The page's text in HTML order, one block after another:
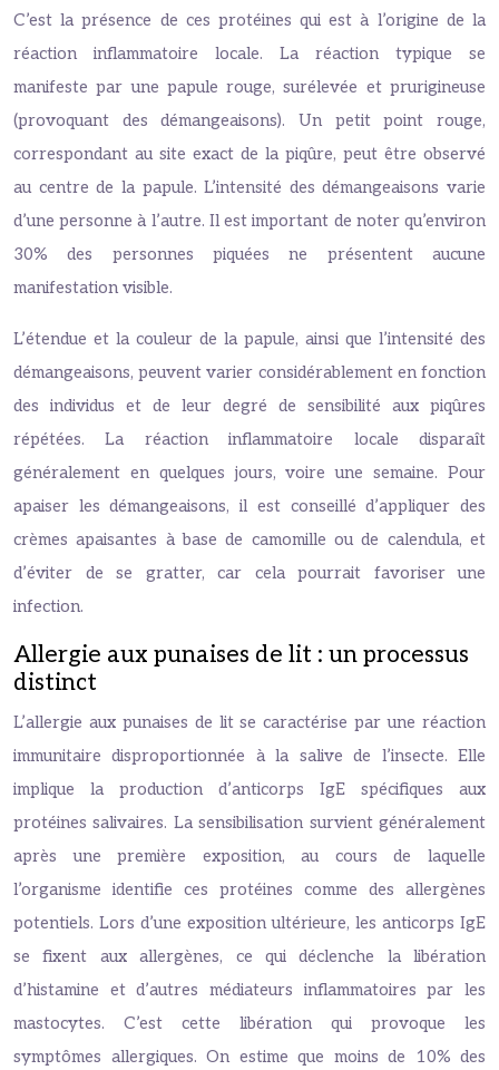
C’est la présence de ces protéines qui est à l’origine de la
réaction inflammatoire locale. La réaction typique se
manifeste par une papule rouge, surélevée et prurigineuse
(provoquant des démangeaisons). Un petit point rouge,
correspondant au site exact de la piqûre, peut être observé
au centre de la papule. L’intensité des démangeaisons varie
d’une personne à l’autre. Il est important de noter qu’environ
30% des personnes piquées ne présentent aucune
manifestation visible.
L’étendue et la couleur de la papule, ainsi que l’intensité des
démangeaisons, peuvent varier considérablement en fonction
des individus et de leur degré de sensibilité aux piqûres
répétées. La réaction inflammatoire locale disparaît
généralement en quelques jours, voire une semaine. Pour
apaiser les démangeaisons, il est conseillé d’appliquer des
crèmes apaisantes à base de camomille ou de calendula, et
d’éviter de se gratter, car cela pourrait favoriser une
infection.
Allergie aux punaises de lit : un processus
distinct
L’allergie aux punaises de lit se caractérise par une réaction
immunitaire disproportionnée à la salive de l’insecte. Elle
implique la production d’anticorps IgE spécifiques aux
protéines salivaires. La sensibilisation survient généralement
après une première exposition, au cours de laquelle
l’organisme identifie ces protéines comme des allergènes
potentiels. Lors d’une exposition ultérieure, les anticorps IgE
se fixent aux allergènes, ce qui déclenche la libération
d’histamine et d’autres médiateurs inflammatoires par les
mastocytes. C’est cette libération qui provoque les
symptômes allergiques. On estime que moins de 10% des